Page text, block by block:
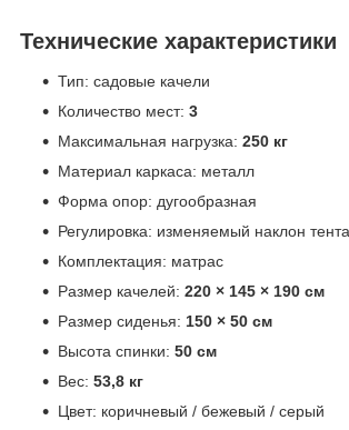
Технические характеристики
Тип: садовые качели
Количество мест: 3
Максимальная нагрузка: 250 кг
Материал каркаса: металл
Форма опор: дугообразная
Регулировка: изменяемый наклон тента
Комплектация: матрас
Размер качелей: 220 × 145 × 190 см
Размер сиденья: 150 × 50 см
Высота спинки: 50 см
Вес: 53,8 кг
Цвет: коричневый / бежевый / серый